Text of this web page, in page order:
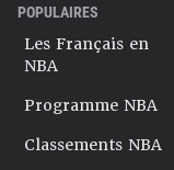
POPULAIRES
Les Français en
NBA
Programme NBA
Classements NBA